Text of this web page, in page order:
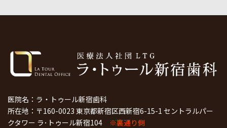
医院名：ラ・トゥール新宿歯科
所在地：〒160-0023 東京都新宿区西新宿6-15-1 セントラルパー
クタワー ラ･トゥール新宿104 ※裏通り側